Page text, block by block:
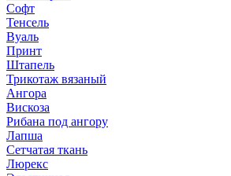
Софт
Тенсель
Вуаль
Принт
Штапель
Трикотаж вязаный
Ангора
Вискоза
Рибана под ангору
Лапша
Сетчатая ткань
Люрекс